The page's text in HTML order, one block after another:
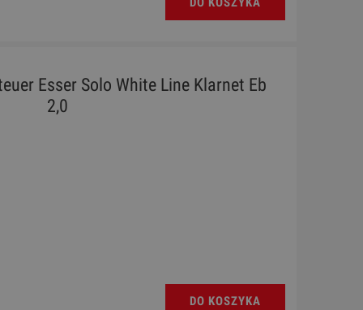
Esser Solo White Line Klarnet Eb
2,0
DO KOSZYKA